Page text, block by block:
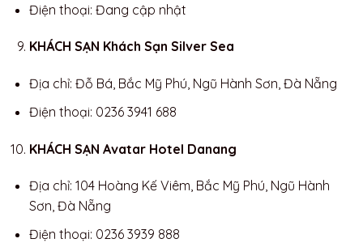
Điện thoại: Đang cập nhật
KHÁCH SẠN Khách Sạn Silver Sea
Địa chỉ: Đỗ Bá, Bắc Mỹ Phú, Ngũ Hành Sơn, Đà Nẵng
Điện thoại: 0236 3941 688
KHÁCH SẠN Avatar Hotel Danang
Địa chỉ: 104 Hoàng Kế Viêm, Bắc Mỹ Phú, Ngũ Hành
Sơn, Đà Nẵng
Điện thoại: 0236 3939 888